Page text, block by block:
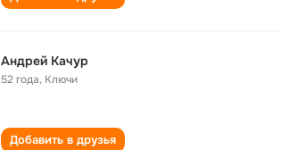
Андрей Качур
52 года, Ключи
Добавить в друзья